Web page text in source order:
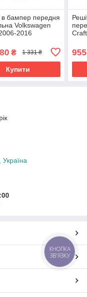
в бампер передня
Volkswagen
2016
₴ 1 331 ₴
Купити
КНОПКА
ЗВ'ЯЗКУ